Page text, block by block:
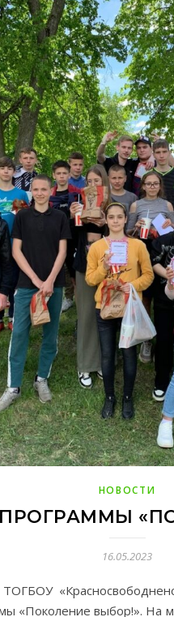
НОВОСТИ
16.05.2023
«Поколение выбор!». На